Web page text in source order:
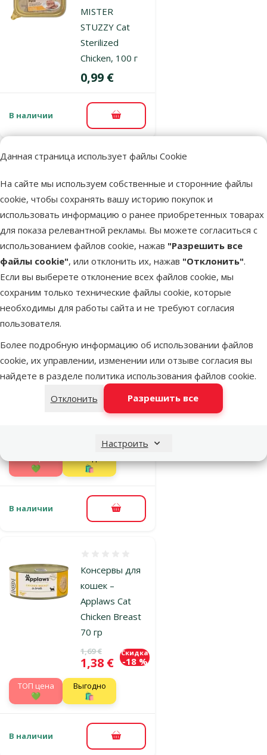
Данная страница использует файлы Cookie
На сайте мы используем собственные и сторонние файлы
cookie, чтобы сохранять вашу историю покупок и
использовать информацию о ранее приобретенных товарах
для показа релевантной рекламы. Вы можете согласиться с
использованием файлов cookie, нажав "Разрешить все
файлы cookie", или отклонить их, нажав "Отклонить".
Если вы выберете отклонение всех файлов cookie, мы
сохраним только технические файлы cookie, которые
необходимы для работы сайта и не требуют согласия
пользователя.
Более подробную информацию об использовании файлов
cookie, их управлении, изменении или отзыве согласия вы
найдете в разделе политика использования файлов cookie.
Отклонить
Разрешить все
Настроить
MISTER
STUZZY Cat
Sterilized
Chicken, 100 г
Цена
0,99 €
В наличии В корзину
котят - MISTER
STUZZY Cat
Kitten Chicken,
Оценка 0%
Цена
0,99 €
В наличии В корзину
Консервы для
котят –
Applaws Kitten
Chicken 70 г
Оценка 0%
💚
🛍️
В наличии В корзину
Консервы для
кошек –
Applaws Cat
Chicken Breast
70 гр
Исходная цена
1,69 €
Цена
1,38 €
Скидка
-18 %
TOП цена
💚
Выгодно
🛍️
В наличии В корзину